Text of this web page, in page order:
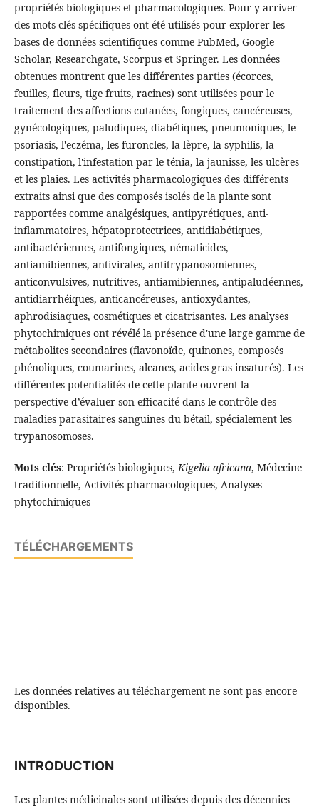
propriétés biologiques et pharmacologiques. Pour y arriver
des mots clés spécifiques ont été utilisés pour explorer les
bases de données scientifiques comme PubMed, Google
Scholar, Researchgate, Scorpus et Springer. Les données
obtenues montrent que les différentes parties (écorces,
feuilles, fleurs, tige fruits, racines) sont utilisées pour le
traitement des affections cutanées, fongiques, cancéreuses,
gynécologiques, paludiques, diabétiques, pneumoniques, le
psoriasis, l'eczéma, les furoncles, la lèpre, la syphilis, la
constipation, l'infestation par le ténia, la jaunisse, les ulcères
et les plaies. Les activités pharmacologiques des différents
extraits ainsi que des composés isolés de la plante sont
rapportées comme analgésiques, antipyrétiques, anti-
inflammatoires, hépatoprotectrices, antidiabétiques,
antibactériennes, antifongiques, nématicides,
antiamibiennes, antivirales, antitrypanosomiennes,
anticonvulsives, nutritives, antiamibiennes, antipaludéennes,
antidiarrhéiques, anticancéreuses, antioxydantes,
aphrodisiaques, cosmétiques et cicatrisantes. Les analyses
phytochimiques ont révélé la présence d'une large gamme de
métabolites secondaires (flavonoïde, quinones, composés
phénoliques, coumarines, alcanes, acides gras insaturés). Les
différentes potentialités de cette plante ouvrent la
perspective d’évaluer son efficacité dans le contrôle des
maladies parasitaires sanguines du bétail, spécialement les
trypanosomoses.
Mots clés: Propriétés biologiques,Kigelia africana, Médecine
traditionnelle, Activités pharmacologiques, Analyses
phytochimiques
TÉLÉCHARGEMENTS
Les données relatives au téléchargement ne sont pas encore
disponibles.
INTRODUCTION
Les plantes médicinales sont utilisées depuis des décennies